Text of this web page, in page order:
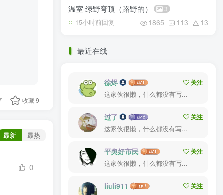
收藏9
最新 最热
0
温室 绿野穹顶（路野的） 3
15小时前回复 1865 113 13
最近在线
徐烬
关注
这家伙很懒，什么都没有写...
过了
关注
这家伙很懒，什么都没有写...
平舆好市民
关注
这家伙很懒，什么都没有写...
liuli911
关注